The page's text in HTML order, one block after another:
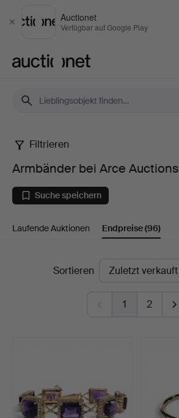
Schließen
Auctionet
Verfügbar auf Google Play
Armbänder
bei
Arce
Auctions
Filtrieren
Armbänder bei Arce Auctions
Suche speichern
Laufende Auktionen Endpreise(96)
EndpreiseSortieren
1 2